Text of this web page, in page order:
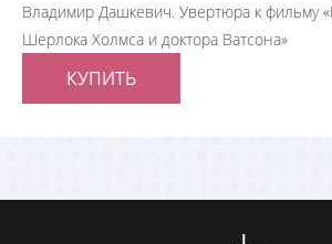
Владимир Дашкевич. Увертюра к фильму
Шерлока Холмса и доктора Ватсона»
КУПИТЬ